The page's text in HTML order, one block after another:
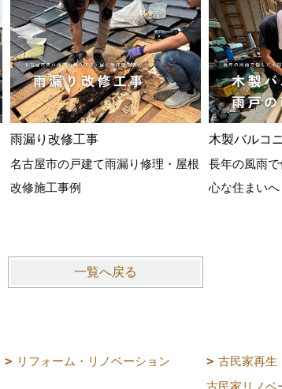
雨漏り改修工事
名古屋市の戸建て雨漏り修理・屋根
改修施工事例
木製バルコ
長年の風雨
心な住まいへ
一覧へ戻る
リフォーム・リノベーション
古民家再生
古民家リノベ